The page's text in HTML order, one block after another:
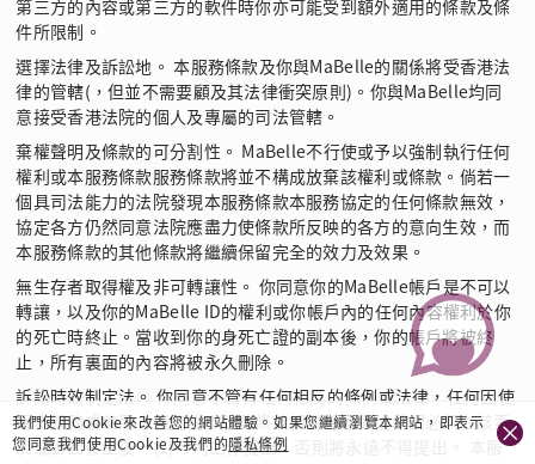
第三方的內容或第三方的軟件時你亦可能受到額外適用的條款及條
件所限制。
選擇法律及訴訟地。 本服務條款及你與MaBelle的關係將受香港法
律的管轄(，但並不需要顧及其法律衝突原則)。你與MaBelle均同
意接受香港法院的個人及專屬的司法管轄。
棄權聲明及條款的可分割性。 MaBelle不行使或予以強制執行任何
權利或本服務條款服務條款將並不構成放棄該權利或條款。倘若一
個具司法能力的法院發現本服務條款本服務協定的任何條款無效，
協定各方仍然同意法院應盡力使條款所反映的各方的意向生效，而
本服務條款的其他條款將繼續保留完全的效力及效果。
無生存者取得權及非可轉讓性。 你同意你的MaBelle帳戶是不可以
轉讓，以及你的MaBelle ID的權利或你帳戶內的任何內容權利於你
的死亡時終止。當收到你的身死亡證的副本後，你的帳戶將被終
止，所有裏面的內容將被永久刪除。
訴訟時效制定法。 你同意不管有任何相反的條例或法律，任何因使
用本服務或使用本服務或本服務條款相關的索償或訴因必須在該索
償或訴因發生後一(1)年內由你提出，否則將永遠不得提出。 本服
我們使用Cookie來改善您的網站體驗。如果您繼續瀏覽本網站，即表示
您同意我們使用Cookie及我們的隱私條例